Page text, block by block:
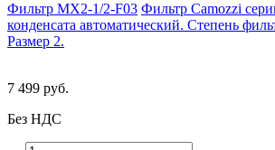
Фильтр MX2-1/2-F03 Фильтр Camozzi
конденсата автоматический. Степень
Размер 2.
7 499 руб.
Без НДС